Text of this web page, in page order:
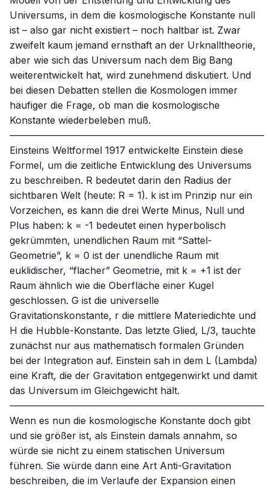
Universums, in dem die kosmologische Konstante null
ist – also gar nicht existiert – noch haltbar ist. Zwar
zweifelt kaum jemand ernsthaft an der Urknalltheorie,
aber wie sich das Universum nach dem Big Bang
weiterentwickelt hat, wird zunehmend diskutiert. Und
bei diesen Debatten stellen die Kosmologen immer
häufiger die Frage, ob man die kosmologische
Konstante wiederbeleben muß.
——————————————————————————–
Einsteins Weltformel 1917 entwickelte Einstein diese
Formel, um die zeitliche Entwicklung des Universums
zu beschreiben. R bedeutet darin den Radius der
sichtbaren Welt (heute: R = 1). k ist im Prinzip nur ein
Vorzeichen, es kann die drei Werte Minus, Null und
Plus haben: k = -1 bedeutet einen hyperbolisch
gekrümmten, unendlichen Raum mit “Sattel-
Geometrie”, k = 0 ist der unendliche Raum mit
euklidischer, “flacher” Geometrie, mit k = +1 ist der
Raum ähnlich wie die Oberfläche einer Kugel
geschlossen. G ist die universelle
Gravitationskonstante, r die mittlere Materiedichte und
H die Hubble-Konstante. Das letzte Glied, L/3, tauchte
zunächst nur aus mathematisch formalen Gründen
bei der Integration auf. Einstein sah in dem L (Lambda)
eine Kraft, die der Gravitation entgegenwirkt und damit
das Universum im Gleichgewicht hält.
——————————————————————————–
Wenn es nun die kosmologische Konstante doch gibt
und sie größer ist, als Einstein damals annahm, so
würde sie nicht zu einem statischen Universum
führen. Sie würde dann eine Art Anti-Gravitation
beschreiben, die im Verlaufe der Expansion einen